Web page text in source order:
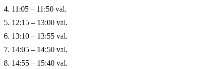
4. 11:05 – 11:50 val.
5. 12:15 – 13:00 val.
6. 13:10 – 13:55 val.
7. 14:05 – 14:50 val.
8. 14:55 – 15:40 val.